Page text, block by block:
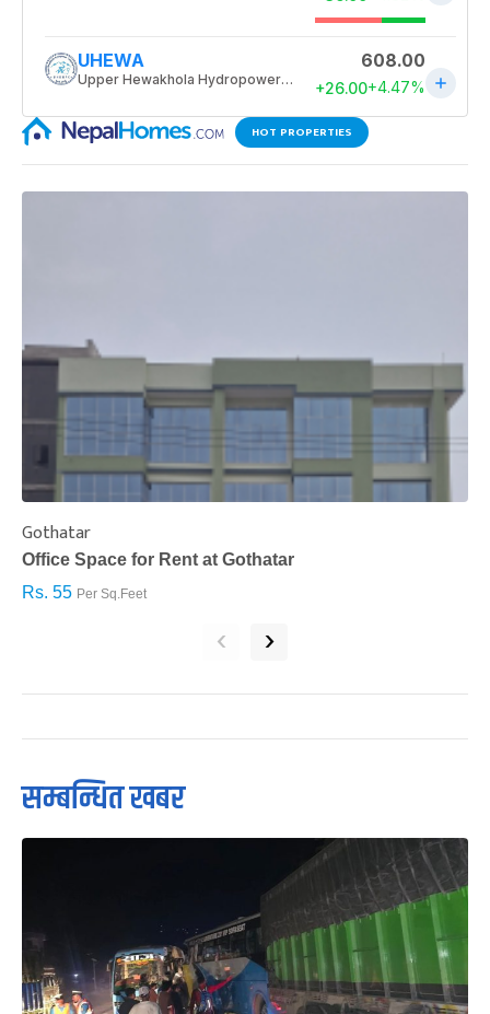
HOT PROPERTIES
Gothatar
Office Space for Rent at Gothatar
Rs. 55 Per Sq.Feet
‹ ›
सम्बन्धित खबर